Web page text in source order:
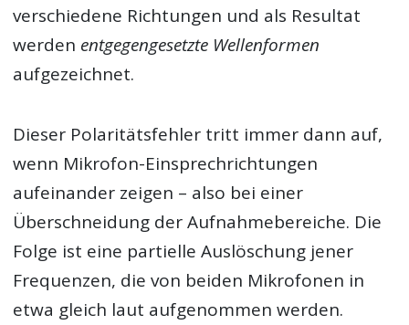
verschiedene Richtungen und als Resultat
werden entgegengesetzte Wellenformen
aufgezeichnet.
Dieser Polaritätsfehler tritt immer dann auf,
wenn Mikrofon-Einsprechrichtungen
aufeinander zeigen – also bei einer
Überschneidung der Aufnahmebereiche. Die
Folge ist eine partielle Auslöschung jener
Frequenzen, die von beiden Mikrofonen in
etwa gleich laut aufgenommen werden.